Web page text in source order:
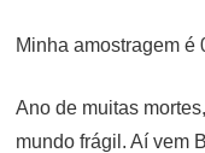
Minha amostragem é
Ano de muitas
mundo frágil. Aí vem